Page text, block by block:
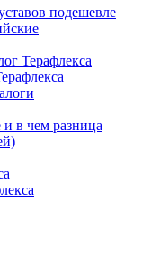
подешевле
Терафлекса
в чем разница